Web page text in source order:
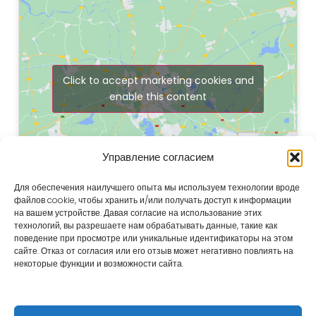
Управление согласием
Для обеспечения наилучшего опыта мы используем технологии вроде
файлов cookie, чтобы хранить и/или получать доступ к информации
на вашем устройстве. Давая согласие на использование этих
технологий, вы разрешаете нам обрабатывать данные, такие как
поведение при просмотре или уникальные идентификаторы на этом
сайте. Отказ от согласия или его отзыв может негативно повлиять на
некоторые функции и возможности сайта.
Повышение устойчивого прогресса для
Click to accept marketing cookies and
enable this content